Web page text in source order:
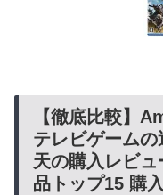
【徹底比較】
テレビゲーム
天の購入レビ
品トップ15 購